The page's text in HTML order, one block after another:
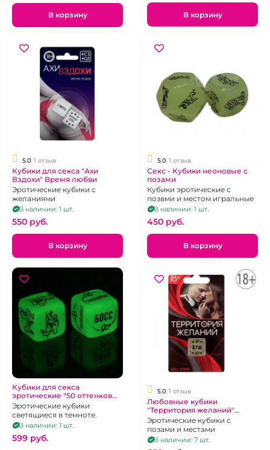
В корзину В корзину
5.0 1 отзыв
Кубики для секса "Ахи
Вздохи" Время любви
Эротические кубики с
желаниями
В наличии: 1 шт.
550 pуб.
В корзину
5.0 1 отзыв
Секс - Кубики неоновые с
позами
Кубики эротические с
позвми и местом игральные
В наличии: 1 шт.
450 pуб.
В корзину
Кубики для секса
эротические "50 оттенков
страсти" Роль и Поза с
надписями.
Эротические кубики
светящиеся в темноте.
В наличии: 1 шт.
599 pуб.
5.0 1 отзыв
Любовные кубики
"Территория желаний"
неоновые
Эротические кубики с
позами и местами
В наличии: 7 шт.